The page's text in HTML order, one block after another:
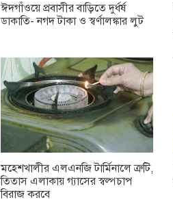
ঈদগাঁওয়ে প্রবাসীর বাড়িতে দুর্ধর্ষ
ডাকাতি- নগদ টাকা ও স্বর্ণালঙ্কার লুট
মহেশখালীর এলএনজি টার্মিনালে ত্রুটি,
তিতাস এলাকায় গ্যাসের স্বল্পচাপ
বিরাজ করবে